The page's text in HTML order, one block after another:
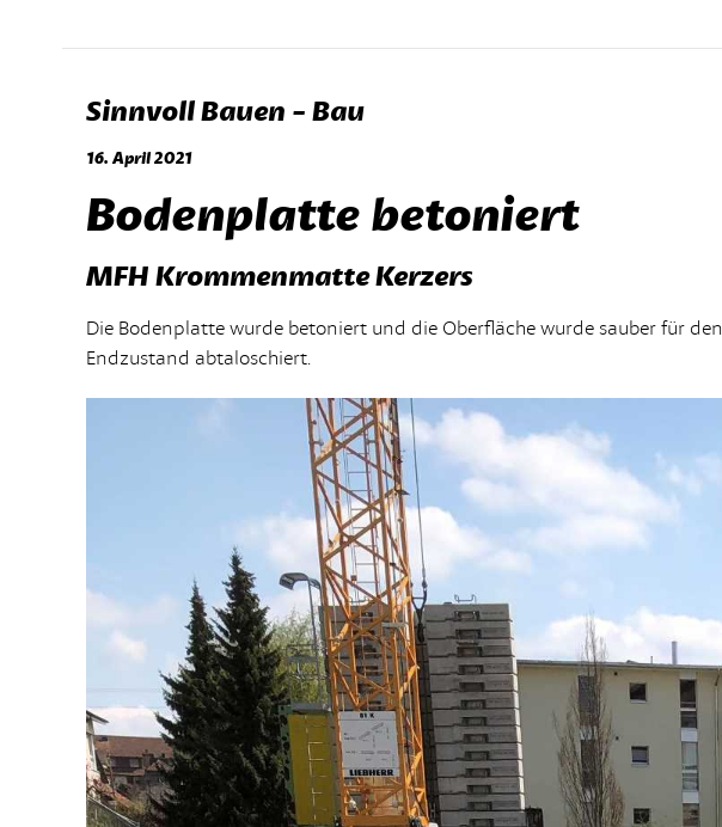
Sinnvoll Bauen - Bau
16. April 2021
Bodenplatte betoniert
MFH Krommenmatte Kerzers
Die Bodenplatte wurde betoniert und die Oberfläche wurde sauber für den
Endzustand abtaloschiert.